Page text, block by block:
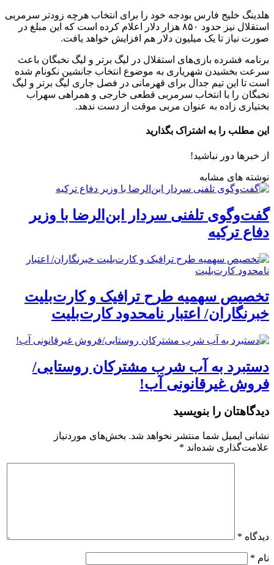
هلدینگ خلیج فارس بودجه خود را برای انتخاب هرچه زودتر سرمربی
استقلال نیز حدود ۸۵۰ هزار دلار اعلام کرده است که این مبلغ در
صورت نیاز تا یک میلیون دلار هم افزایش خواهد یافت.
برنامه فشرده بازی‌های استقلال در لیگ برتر و لیگ نخبگان باعث
سرعت بخشیدن شهریاری به موضوع انتخاب جانشین نکونام شده
است تا این تیم جدال برای قهرمانی در فصل جاری لیگ برتر و لیگ
نخبگان را با انتخاب سرمربی قطعی خارجی و همراهی سهراب
بختیاری زاده به عنوان مربی موقت از دست ندهد.
این مطلب را به اشتراک بگذارید
از خبرها دور نباشید!
نوشته های مشابه
گفت‌وگوی تلفنی سردار ابن‌الرضا با وزیر
دفاع ترکیه
تخصیص سهمیه طرح ترافیک و کارت‌بلیت
خبرنگاران/ اعتبار نامحدود کارت‌بلیت
دستبرد به آب شرب مشترکان روستایی/
فروش غیرقانونی آب!
دیدگاهتان را بنویسید
نشانی ایمیل شما منتشر نخواهد شد. بخش‌های موردنیاز
علامت‌گذاری شده‌اند *
دیدگاه *
نام *